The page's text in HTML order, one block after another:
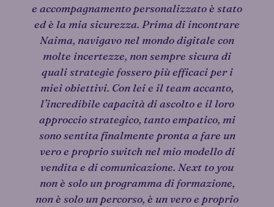
e accompagnamento personalizzato è stato
ed è la mia sicurezza. Prima di incontrare
Naima, navigavo nel mondo digitale con
molte incertezze, non sempre sicura di
quali strategie fossero più efficaci per i
miei obiettivi. Con lei e il team accanto,
l’incredibile capacità di ascolto e il loro
approccio strategico, tanto empatico, mi
sono sentita finalmente pronta a fare un
vero e proprio switch nel mio modello di
vendita e di comunicazione. Next to you
non è solo un programma di formazione,
non è solo un percorso, è un vero e proprio